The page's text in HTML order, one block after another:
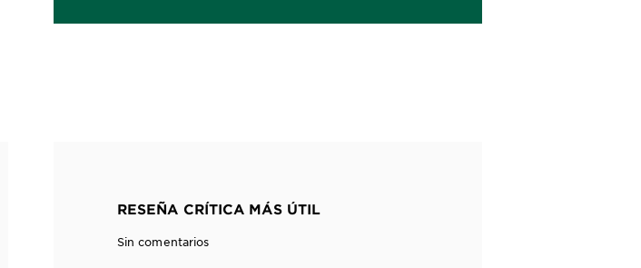
RESEÑA CRÍTICA MÁS ÚTIL
Sin comentarios